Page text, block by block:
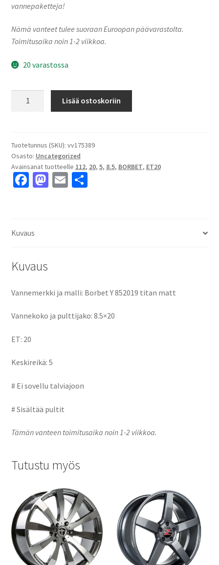
vannepaketteja!
Nämä vanteet tulee suoraan Euroopan päävarastolta.
Toimitusaika noin 1-2 viikkoa.
20 varastossa
matt
8.5x20"
5x112
ET20
Lisää ostoskoriin
Tuotetunnus (SKU): vv175389
Osasto: Uncategorized
Avainsanat tuotteelle 112, 20, 5, 8.5, BORBET, ET20
Fa
o
M E S
Kuvaus
Kuvaus
Vannemerkki ja malli: Borbet Y 852019 titan matt
Vannekoko ja pulttijako: 8.5×20
ET: 20
Keskireikä: 5
# Ei sovellu talviajoon
# Sisältää pultit
Tämän vanteen toimitusaika noin 1-2 viikkoa.
Tutustu myös